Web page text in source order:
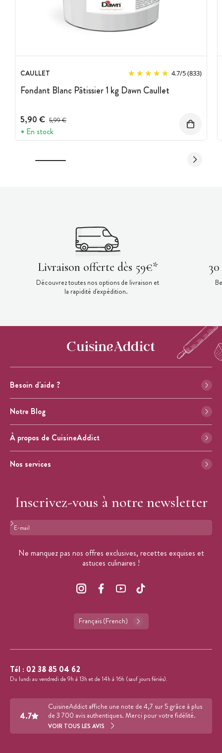
CAULLET 4.7/5(833)
Fondant Blanc Pâtissier 1 kg Dawn Caullet
5,90 € Prix avant réduction :
5,99 €
En stock
Livraison offerte dès 59€*
Découvrez toutes nos options de livraison et
la rapidité d'expédition.
Besoin d'aide ?
Notre Blog
À propos de CuisineAddict
Nos services
Inscrivez-vous à notre newsletter
Format : adresse@email.com
Ne manquez pas nos offres exclusives, recettes exquises et
astuces culinaires !
Français (French)
Tél : 02 38 85 04 62
Du lundi au vendredi de 9h à 13h et de 14h à 16h (sauf jours fériés).
4.7
CuisineAddict affiche une note de 4,7 sur 5 grâce à plus
de 3 700 avis authentiques. Merci pour votre fidélité.
VOIR TOUS LES AVIS